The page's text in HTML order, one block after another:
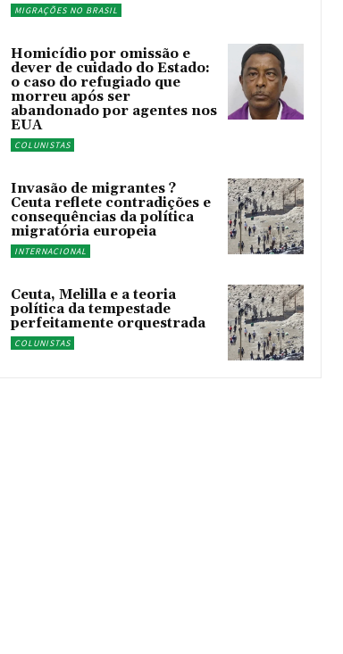
MIGRAÇÕES NO BRASIL
Homicídio por omissão e
dever de cuidado do Estado:
o caso do refugiado que
morreu após ser
abandonado por agentes nos
EUA
COLUNISTAS
Invasão de migrantes ?
Ceuta reflete contradições e
consequências da política
migratória europeia
INTERNACIONAL
Ceuta, Melilla e a teoria
política da tempestade
perfeitamente orquestrada
COLUNISTAS